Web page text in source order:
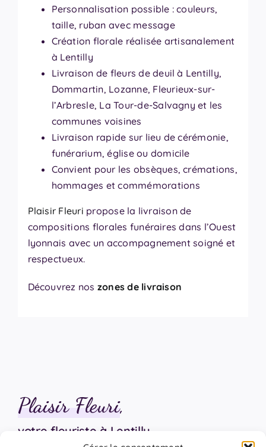
Personnalisation possible : couleurs,
taille, ruban avec message
Création florale réalisée artisanalement
à Lentilly
Livraison de fleurs de deuil à Lentilly,
Dommartin, Lozanne, Fleurieux-sur-
l’Arbresle, La Tour-de-Salvagny et les
communes voisines
Livraison rapide sur lieu de cérémonie,
funérarium, église ou domicile
Convient pour les obsèques, crémations,
hommages et commémorations
Plaisir Fleuri propose la livraison de
compositions florales funéraires dans l’Ouest
lyonnais avec un accompagnement soigné et
respectueux.
Découvrez nos zones de livraison
Plaisir Fleuri,
votre fleuriste à Lentilly